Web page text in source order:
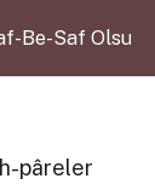
Be-Saf Olsun
pâreler